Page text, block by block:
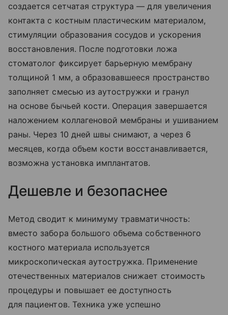
создается сетчатая структура — для увеличения
контакта с костным пластическим материалом,
стимуляции образования сосудов и ускорения
восстановления. После подготовки ложа
стоматолог фиксирует барьерную мембрану
толщиной 1 мм, а образовавшееся пространство
заполняет смесью из аутостружки и гранул
на основе бычьей кости. Операция завершается
наложением коллагеновой мембраны и ушиванием
раны. Через 10 дней швы снимают, а через 6
месяцев, когда объем кости восстанавливается,
возможна установка имплантатов.
Дешевле и безопаснее
Метод сводит к минимуму травматичность:
вместо забора большого объема собственного
костного материала используется
микроскопическая аутостружка. Применение
отечественных материалов снижает стоимость
процедуры и повышает ее доступность
для пациентов. Техника уже успешно